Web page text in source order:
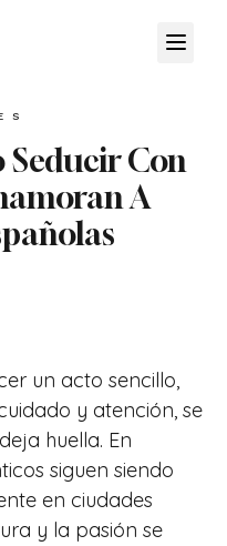
Seducir Con
A
un acto sencillo,
y atención, se
huella. En
siguen siendo
en ciudades
y la pasión se